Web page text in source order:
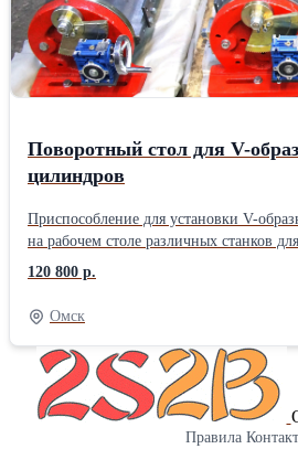
Поворотный стол для V-
цилиндров
Приспособление для установки V-
на рабочем столе различных станков
Конструкция стола позволяет смещать
в пределах 0-45 градусов. Габаритный
970х290х270 мм; Размер стола:
длина устанавливаемой детали: 730 мм;
120 800 р.
Омск
Правила